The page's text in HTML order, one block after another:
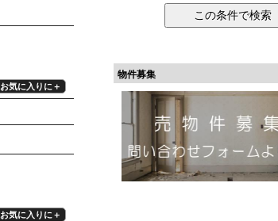
物件募集
お気に入りに＋
お気に入りに＋